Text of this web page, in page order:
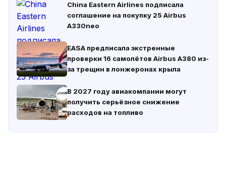
China Eastern Airlines подписала
соглашение на покупку 25 Airbus
A330neo
EASA предписала экстренные
проверки 16 самолётов Airbus A380 из-
за трещин в лонжеронах крыла
В 2027 году авиакомпании могут
получить серьёзное снижение
расходов на топливо